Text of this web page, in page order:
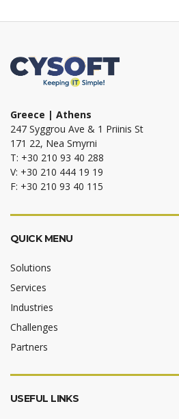
Greece | Athens
247 Syggrou Ave & 1 Priinis St
171 22, Nea Smyrni
T: +30 210 93 40 288
V: +30 210 444 19 19
F: +30 210 93 40 115
QUICK MENU
Solutions
Services
Industries
Challenges
Partners
USEFUL LINKS